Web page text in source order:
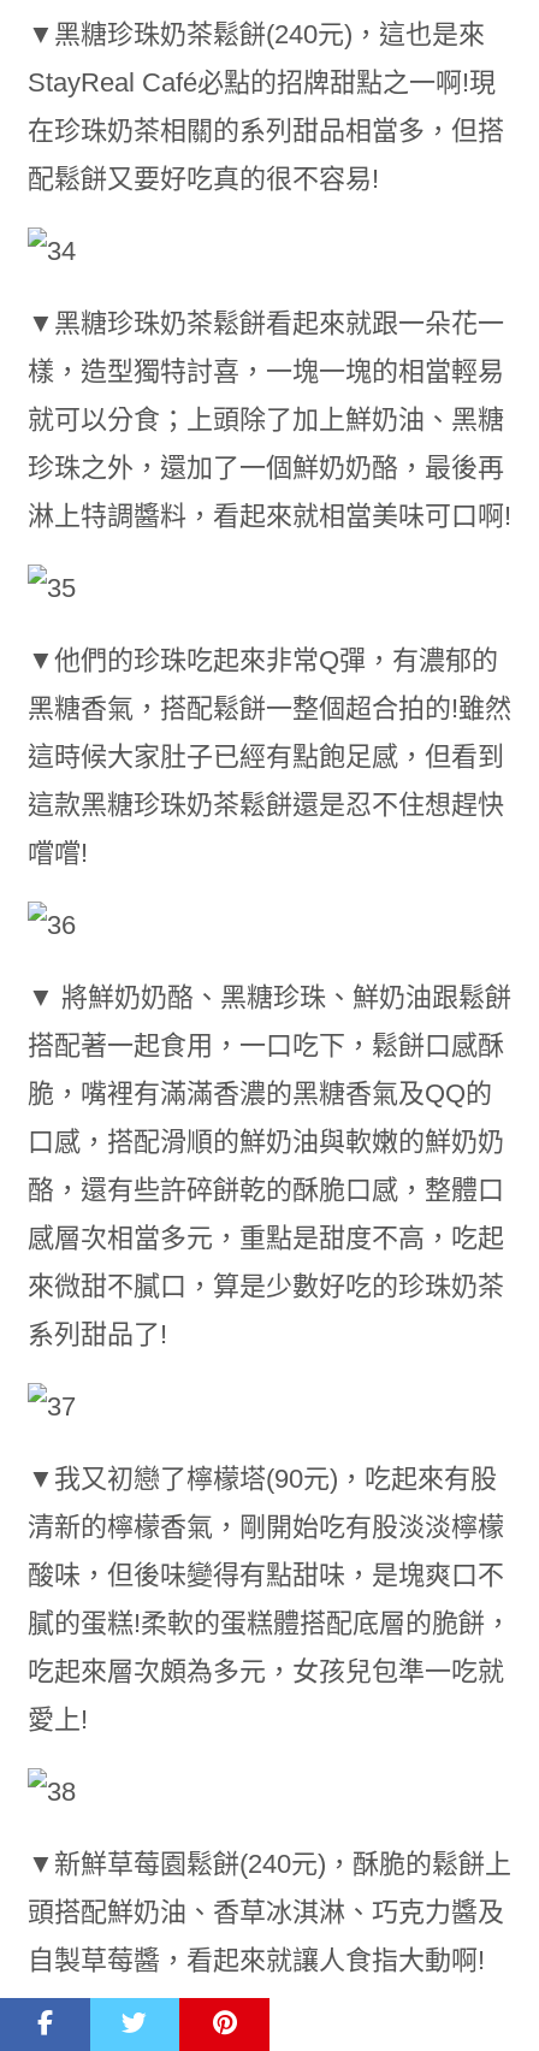
▼黑糖珍珠奶茶鬆餅(240元)，這也是來
StayReal Café必點的招牌甜點之一啊!現
在珍珠奶茶相關的系列甜品相當多，但搭
配鬆餅又要好吃真的很不容易!
▼黑糖珍珠奶茶鬆餅看起來就跟一朵花一
樣，造型獨特討喜，一塊一塊的相當輕易
就可以分食；上頭除了加上鮮奶油、黑糖
珍珠之外，還加了一個鮮奶奶酪，最後再
淋上特調醬料，看起來就相當美味可口啊!
▼他們的珍珠吃起來非常Q彈，有濃郁的
黑糖香氣，搭配鬆餅一整個超合拍的!雖然
這時候大家肚子已經有點飽足感，但看到
這款黑糖珍珠奶茶鬆餅還是忍不住想趕快
嚐嚐!
▼ 將鮮奶奶酪、黑糖珍珠、鮮奶油跟鬆餅
搭配著一起食用，一口吃下，鬆餅口感酥
脆，嘴裡有滿滿香濃的黑糖香氣及QQ的
口感，搭配滑順的鮮奶油與軟嫩的鮮奶奶
酪，還有些許碎餅乾的酥脆口感，整體口
感層次相當多元，重點是甜度不高，吃起
來微甜不膩口，算是少數好吃的珍珠奶茶
系列甜品了!
▼我又初戀了檸檬塔(90元)，吃起來有股
清新的檸檬香氣，剛開始吃有股淡淡檸檬
酸味，但後味變得有點甜味，是塊爽口不
膩的蛋糕!柔軟的蛋糕體搭配底層的脆餅，
吃起來層次頗為多元，女孩兒包準一吃就
愛上!
▼新鮮草莓園鬆餅(240元)，酥脆的鬆餅上
頭搭配鮮奶油、香草冰淇淋、巧克力醬及
自製草莓醬，看起來就讓人食指大動啊!